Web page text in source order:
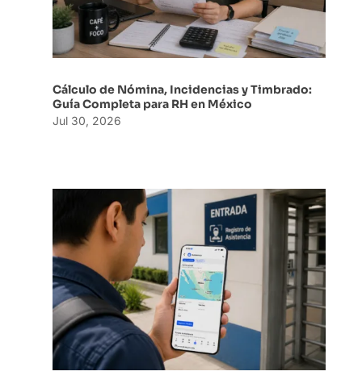
Cálculo de Nómina, Incidencias y Timbrado:
Guía Completa para RH en México
Jul 30, 2026